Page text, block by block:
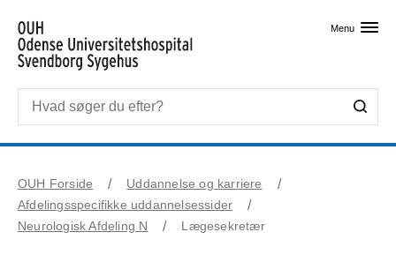
Menu
OUH Forside
Uddannelse og karriere
Afdelingsspecifikke uddannelsessider
Neurologisk Afdeling N
Lægesekretær